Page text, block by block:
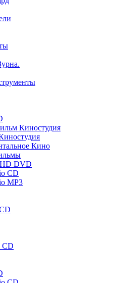
Киностудия
Кино
DVD
CD
MP3
CD